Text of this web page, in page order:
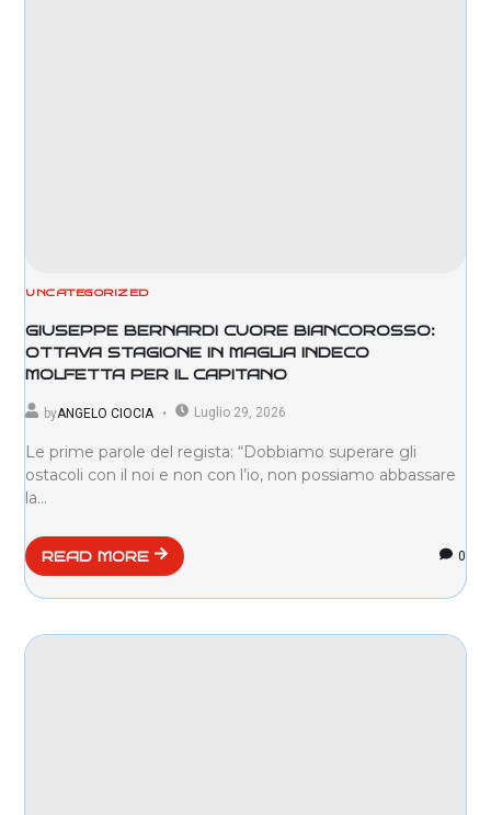
UNCATEGORIZED
GIUSEPPE BERNARDI CUORE BIANCOROSSO:
OTTAVA STAGIONE IN MAGLIA INDECO
MOLFETTA PER IL CAPITANO
byANGELO CIOCIA Luglio 29, 2026
Le prime parole del regista: “Dobbiamo superare gli
ostacoli con il noi e non con l’io, non possiamo abbassare
la...
READ MORE 0